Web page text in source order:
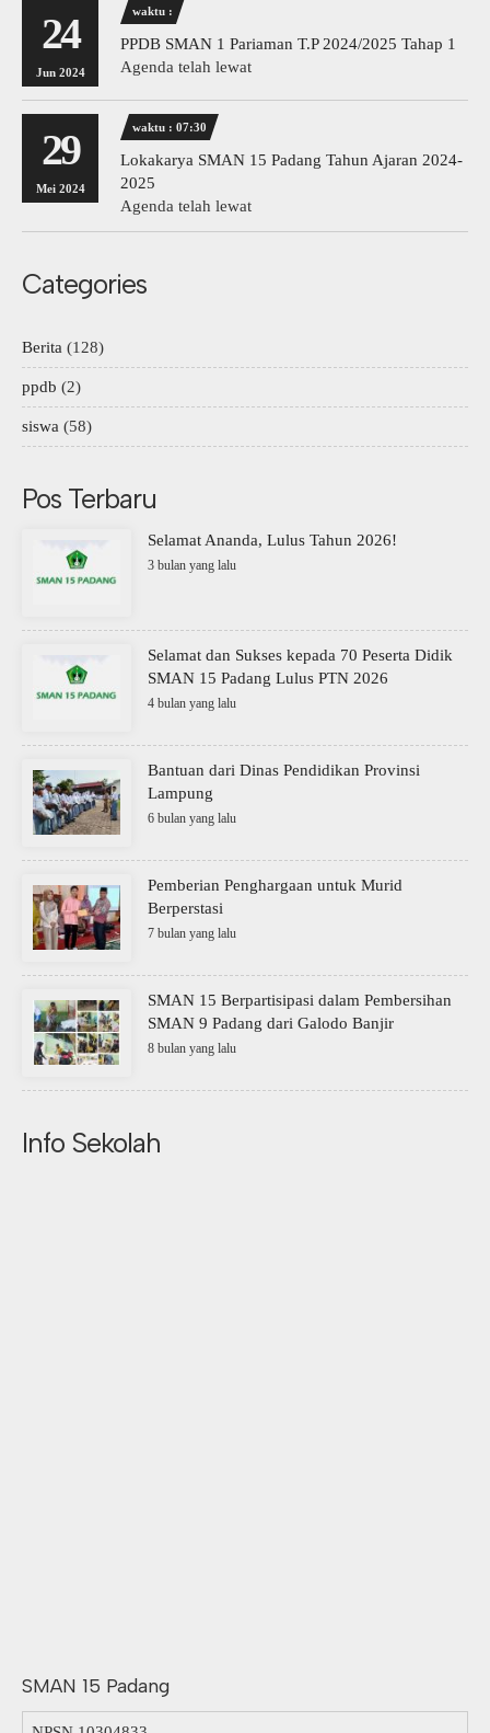
24
Jun 2024
waktu :
PPDB SMAN 1 Pariaman T.P 2024/2025 Tahap 1
Agenda telah lewat
29
Mei 2024
waktu : 07:30
Lokakarya SMAN 15 Padang Tahun Ajaran 2024-
2025
Agenda telah lewat
Categories
Berita (128)
ppdb (2)
siswa (58)
Pos Terbaru
Selamat Ananda, Lulus Tahun 2026!
3 bulan yang lalu
Selamat dan Sukses kepada 70 Peserta Didik
SMAN 15 Padang Lulus PTN 2026
4 bulan yang lalu
Bantuan dari Dinas Pendidikan Provinsi
Lampung
6 bulan yang lalu
Pemberian Penghargaan untuk Murid
Berperstasi
7 bulan yang lalu
SMAN 15 Berpartisipasi dalam Pembersihan
SMAN 9 Padang dari Galodo Banjir
8 bulan yang lalu
Info Sekolah
SMAN 15 Padang